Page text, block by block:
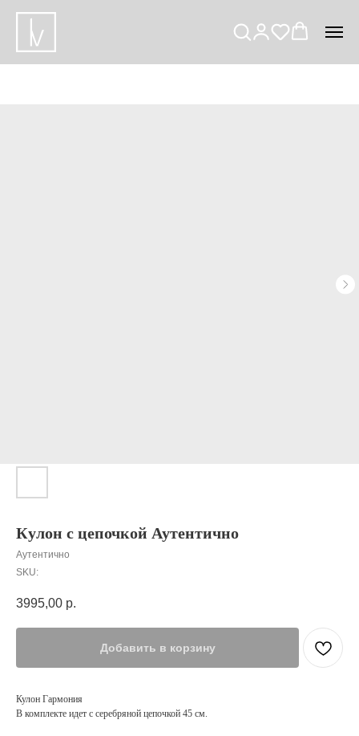
Кулон с цепочкой Аутентично
Аутентично
SKU:
3995,00 р.
Добавить в корзину
Кулон Гармония
В комплекте идет с серебряной цепочкой 45 см.